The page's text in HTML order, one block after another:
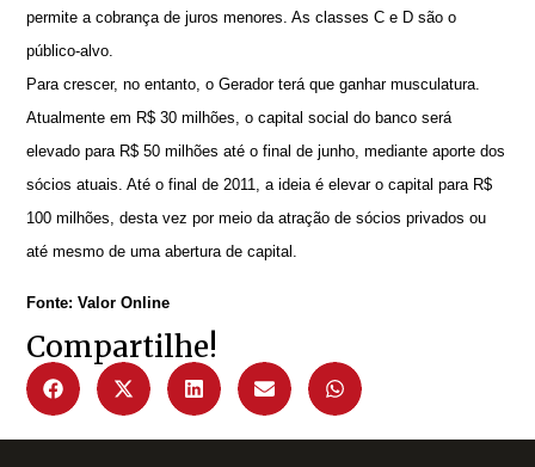
permite a cobrança de juros menores. As classes C e D são o
público-alvo.
Para crescer, no entanto, o Gerador terá que ganhar musculatura.
Atualmente em R$ 30 milhões, o capital social do banco será
elevado para R$ 50 milhões até o final de junho, mediante aporte dos
sócios atuais. Até o final de 2011, a ideia é elevar o capital para R$
100 milhões, desta vez por meio da atração de sócios privados ou
até mesmo de uma abertura de capital.
Fonte: Valor Online
Compartilhe!